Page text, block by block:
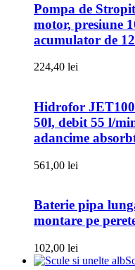
Pompa de
motor, presiune
acumulator de
224,40 lei
Hidrofor
50l, debit 55 l/
adancime
561,00 lei
Baterie pipa
montare pe
102,00 lei